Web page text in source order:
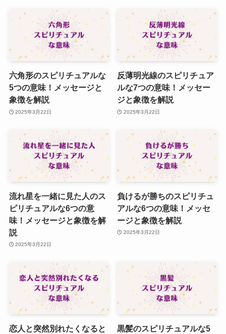
六角形のスピリチュアルな
5つの意味！メッセージと
象徴を解説
2025年3月22日
反薄明光線のスピリチュア
ルな7つの意味！メッセー
ジと象徴を解説
2025年3月22日
流れ星を一緒に見た人のス
ピリチュアルな6つの意
味！メッセージと象徴を解
説
2025年3月22日
負けるが勝ちのスピリチュ
アルな6つの意味！メッセ
ージと象徴を解説
2025年3月22日
恋人と突然別れたくなると
黒髪のスピリチュアルな5